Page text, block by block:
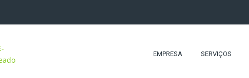
EMPRESA SERVIÇOS